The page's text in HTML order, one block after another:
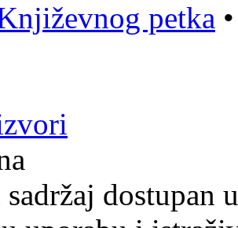
petka
dostupan